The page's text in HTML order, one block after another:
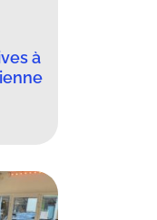
à